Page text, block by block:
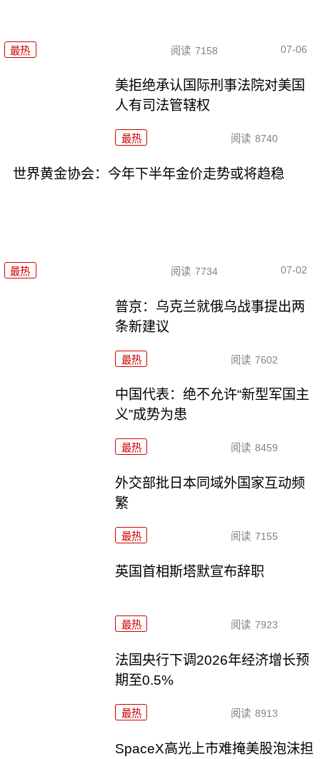
最热 阅读 7158 07-06
美拒绝承认国际刑事法院对美国
人有司法管辖权
最热 阅读 8740
世界黄金协会：今年下半年金价走势或将趋稳
最热 阅读 7734 07-02
普京：乌克兰就俄乌战事提出两
条新建议
最热 阅读 7602
中国代表：绝不允许“新型军国主
义”成势为患
最热 阅读 8459
外交部批日本同域外国家互动频
繁
最热 阅读 7155
英国首相斯塔默宣布辞职
最热 阅读 7923
法国央行下调2026年经济增长预
期至0.5%
最热 阅读 8913
SpaceX高光上市难掩美股泡沫担